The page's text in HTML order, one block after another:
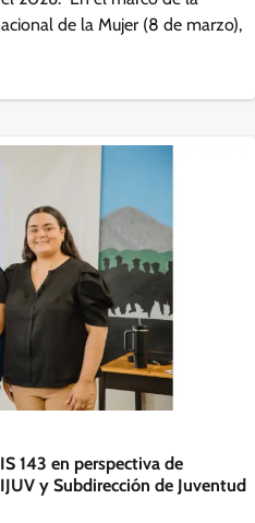
de la Mujer (8 de marzo),
143 en perspectiva de
y Subdirección de Juventud